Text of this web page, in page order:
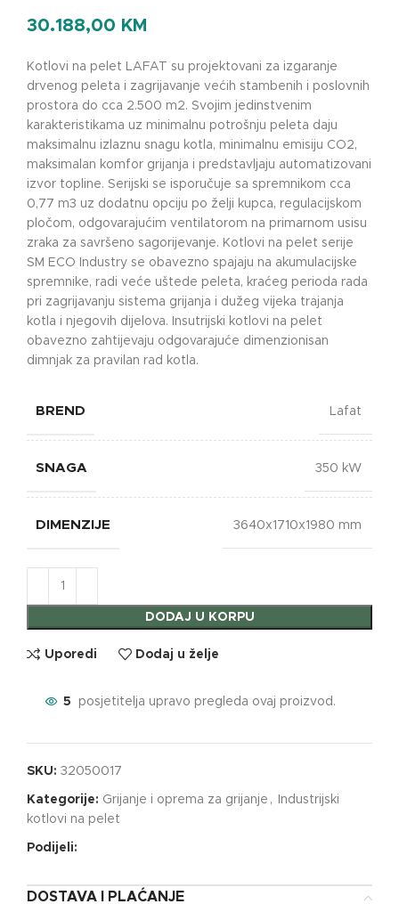
30.188,00 KM
Kotlovi na pelet LAFAT su projektovani za izgaranje
drvenog peleta i zagrijavanje većih stambenih i poslovnih
prostora do cca 2.500 m2. Svojim jedinstvenim
karakteristikama uz minimalnu potrošnju peleta daju
maksimalnu izlaznu snagu kotla, minimalnu emisiju CO2,
maksimalan komfor grijanja i predstavljaju automatizovani
izvor topline. Serijski se isporučuje sa spremnikom cca
0,77 m3 uz dodatnu opciju po želji kupca, regulacijskom
pločom, odgovarajućim ventilatorom na primarnom usisu
zraka za savršeno sagorijevanje. Kotlovi na pelet serije
SM ECO Industry se obavezno spajaju na akumulacijske
spremnike, radi veće uštede peleta, kraćeg perioda rada
pri zagrijavanju sistema grijanja i dužeg vijeka trajanja
kotla i njegovih dijelova. Insutrijski kotlovi na pelet
obavezno zahtijevaju odgovarajuće dimenzionisan
dimnjak za pravilan rad kotla.
BREND Lafat
SNAGA 350 kW
DIMENZIJE 3640x1710x1980 mm
DODAJ U KORPU
Uporedi Dodaj u želje
5 posjetitelja upravo pregleda ovaj proizvod.
SKU: 32050017
Kategorije: Grijanje i oprema za grijanje ,
Industrijski
kotlovi na pelet
Podijeli:
DOSTAVA I PLAĆANJE